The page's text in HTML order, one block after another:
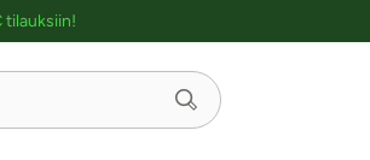
tilauksiin!